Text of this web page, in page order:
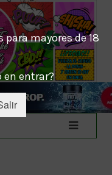
mayores de 18
en entrar?